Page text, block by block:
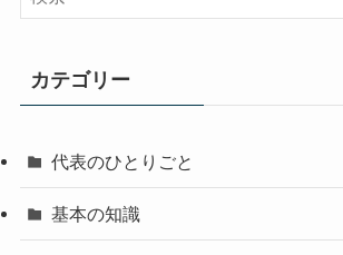
カテゴリー
代表のひとりごと
基本の知識